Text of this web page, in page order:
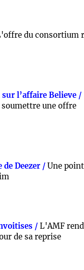
du consortium
l’affaire Believe /
soumettre une offre
Deezer / Une
/ L'AMF
de sa reprise